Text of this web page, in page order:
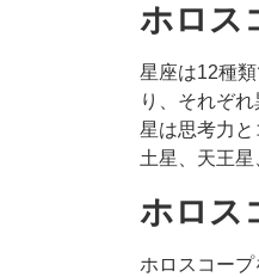
ホロス
星座は12種
り、それぞ
星は思考力と
土星、天王星
ホロス
ホロスコー